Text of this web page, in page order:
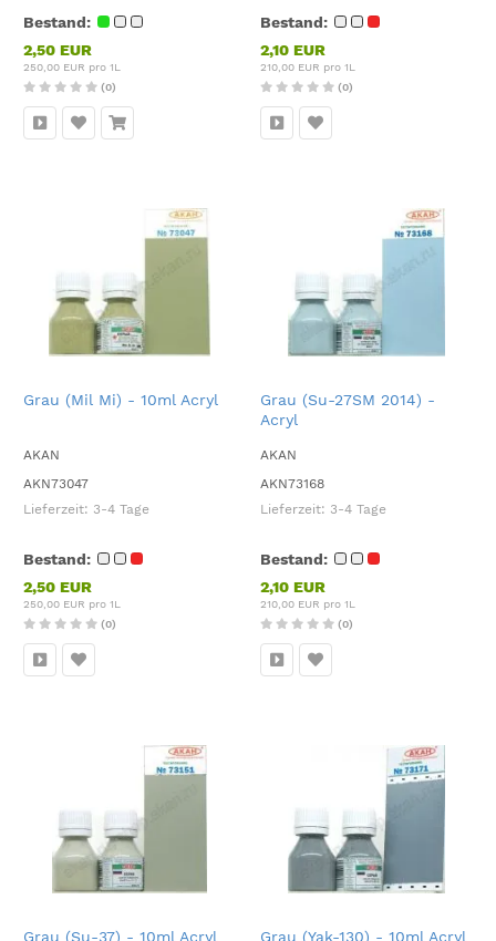
Bestand:
2,50 EUR
250,00 EUR pro 1L
(0)
Bestand:
2,10 EUR
210,00 EUR pro 1L
(0)
Grau (Mil Mi) - 10ml Acryl
AKAN
AKN73047
Lieferzeit: 3-4 Tage
Bestand:
2,50 EUR
250,00 EUR pro 1L
(0)
Grau (Su-27SM 2014) -
Acryl
AKAN
AKN73168
Lieferzeit: 3-4 Tage
Bestand:
2,10 EUR
210,00 EUR pro 1L
(0)
Grau (Su-37) - 10ml Acryl Grau (Yak-130) - 10ml Acryl